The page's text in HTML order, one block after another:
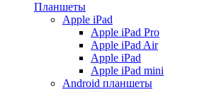
Планшеты
Apple iPad
Apple iPad Pro
Apple iPad Air
Apple iPad
Apple iPad mini
Android планшеты